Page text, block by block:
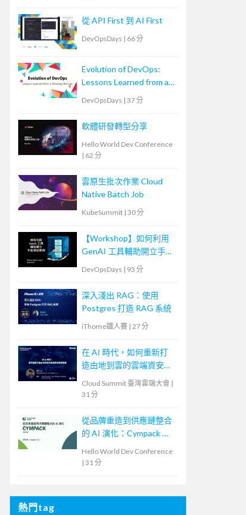
從 API First 到 AI First
DevOpsDays | 66 分
Evolution of DevOps:
Lessons Learned from a
Growing Startup
DevOpsDays | 37 分
軟體研發轉型分享
Hello World Dev Conference
| 62 分
雲原生批次作業 Cloud
Native Batch Job
KubeSummit | 30 分
【Workshop】如何利用
GenAI 工具輔助開立手動
DevOpsDays | 93 分
深入淺出 RAG：使用
Postgres 打造 RAG 系統
iThome鐵人賽 | 27 分
在 AI 時代，如何重新打
造由地到雲的雲端資安管
Cloud Summit 臺灣雲端大會 |
31 分
從品牌重造到供應鏈整合
的 AI 演化：Cympack 的
Hello World Dev Conference
| 31 分
熱門tag